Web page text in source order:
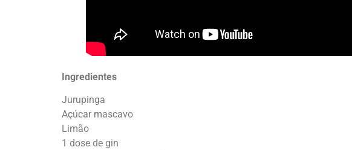
Ingredientes
Jurupinga
Açúcar mascavo
Limão
1 dose de gin